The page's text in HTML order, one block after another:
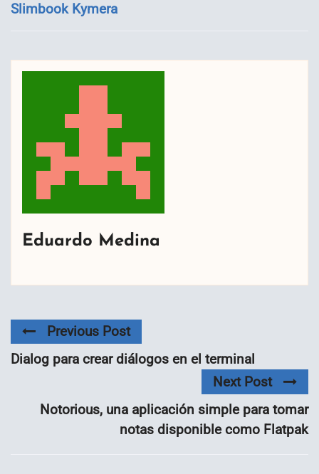
Slimbook Kymera
Eduardo Medina
Previous Post
Dialog para crear diálogos en el terminal
Next Post
Notorious, una aplicación simple para tomar
notas disponible como Flatpak